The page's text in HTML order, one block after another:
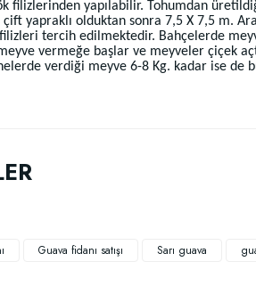
filizlerinden yapılabilir. Tohumdan
yapraklı olduktan sonra 7,5 X 7,5 m.
tercih edilmektedir. Bahçelerde
vermeğe başlar ve meyveler çiçek
verdiği meyve 6-8 Kg. kadar ise
Guava fidanı satışı Sarı guava